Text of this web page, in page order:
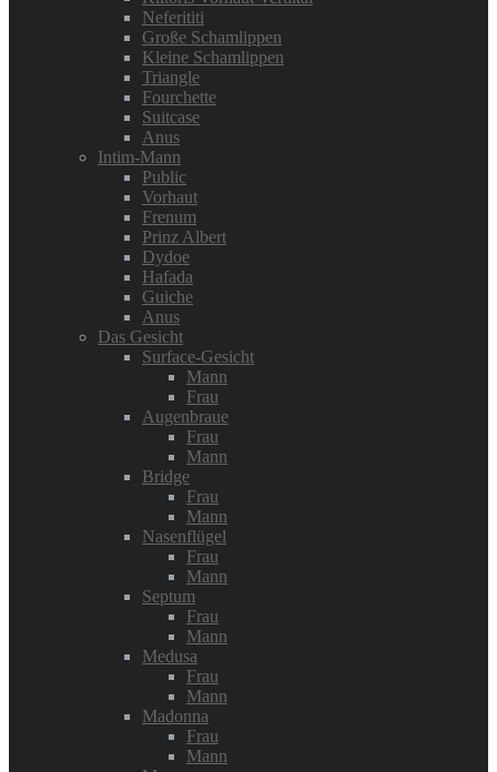
Neferititi
Große Schamlippen
Kleine Schamlippen
Triangle
Fourchette
Suitcase
Anus
Intim-Mann
Public
Vorhaut
Frenum
Prinz Albert
Dydoe
Hafada
Guiche
Anus
Das Gesicht
Surface-Gesicht
Mann
Frau
Augenbraue
Frau
Mann
Bridge
Frau
Mann
Nasenflügel
Frau
Mann
Septum
Frau
Mann
Medusa
Frau
Mann
Madonna
Frau
Mann